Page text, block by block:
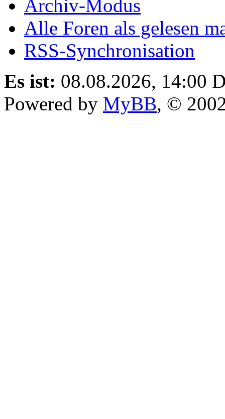
Archiv-Modus
Alle Foren als gelesen
RSS-Synchronisation
Es ist: 08.08.2026, 14:00
Powered by MyBB, ©